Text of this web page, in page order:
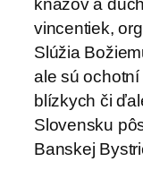
kňazov a
vincentiek,
Slúžia
ale sú
blízkych či
Slovensku
Banskej